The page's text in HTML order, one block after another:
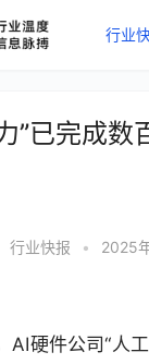
行业
”已完成
行业快报 • 2025
AI硬件公司“人